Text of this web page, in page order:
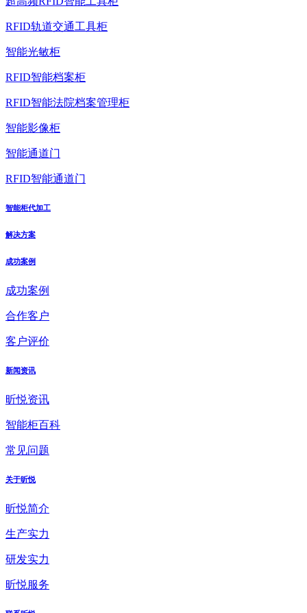
RFID轨道交通工具柜
智能光敏柜
RFID智能档案柜
RFID智能法院档案管理柜
智能影像柜
智能通道门
RFID智能通道门
智能柜代加工
解决方案
成功案例
成功案例
合作客户
客户评价
新闻资讯
昕悦资讯
智能柜百科
常见问题
关于昕悦
昕悦简介
生产实力
研发实力
昕悦服务